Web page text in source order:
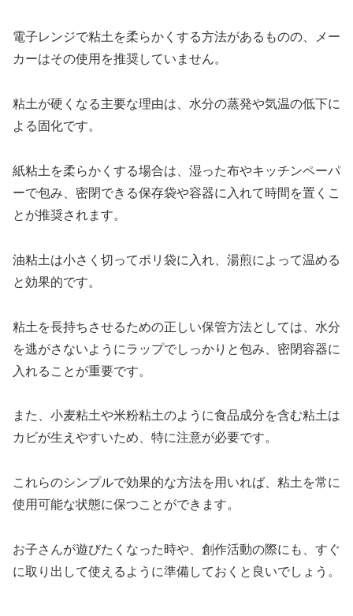
電子レンジで粘土を柔らかくする方法があるものの、メー
カーはその使用を推奨していません。
粘土が硬くなる主要な理由は、水分の蒸発や気温の低下に
よる固化です。
紙粘土を柔らかくする場合は、湿った布やキッチンペーパ
ーで包み、密閉できる保存袋や容器に入れて時間を置くこ
とが推奨されます。
油粘土は小さく切ってポリ袋に入れ、湯煎によって温める
と効果的です。
粘土を長持ちさせるための正しい保管方法としては、水分
を逃がさないようにラップでしっかりと包み、密閉容器に
入れることが重要です。
また、小麦粘土や米粉粘土のように食品成分を含む粘土は
カビが生えやすいため、特に注意が必要です。
これらのシンプルで効果的な方法を用いれば、粘土を常に
使用可能な状態に保つことができます。
お子さんが遊びたくなった時や、創作活動の際にも、すぐ
に取り出して使えるように準備しておくと良いでしょう。